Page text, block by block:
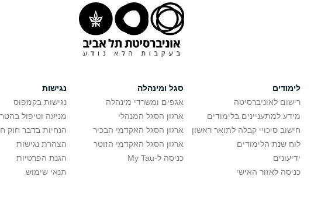
לימודים
רישום לאוניברסיטה
מידע למתעניינים בלימודים
חישוב סיכויי קבלה לתואר ראשון
לוח שנת הלימודים
ידיעונים
כניסה לאזור האישי
סגל ומינהלה
אגפים ומשרדי מינהלה
ארגון הסגל המנהלי
ארגון הסגל האקדמי הבכיר
ארגון הסגל האקדמי הזוטר
כניסה ל-My Tau
נגישות
נגישות בקמפוס
מניעה וטיפול
הנחיות בדבר חוק
הצהרת נגישות
הגנת הפרטיות
תנאי שימוש